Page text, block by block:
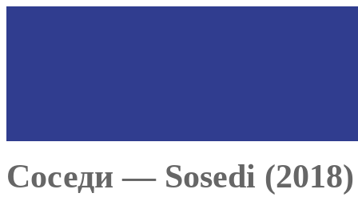
Соседи — Sosedi (2018)